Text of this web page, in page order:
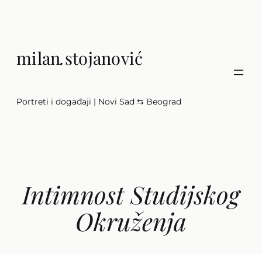
milan.stojanović
Portreti i događaji | Novi Sad ⇆ Beograd
Intimnost Studijskog
Okruženja